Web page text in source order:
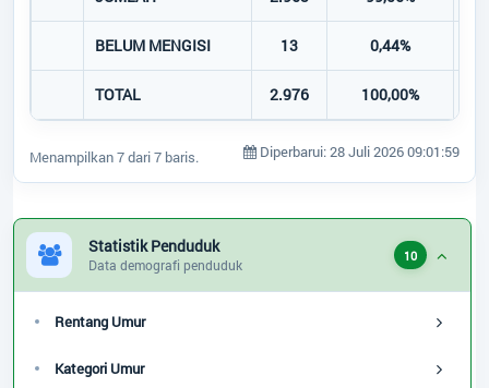
Statistik Penduduk
Data demografi penduduk
10
Rentang Umur
Kategori Umur
BELUM MENGISI 13 0,44%
TOTAL 2.976 100,00%
Menampilkan 7 dari 7 baris. Diperbarui: 28 Juli 2026 09:01:59